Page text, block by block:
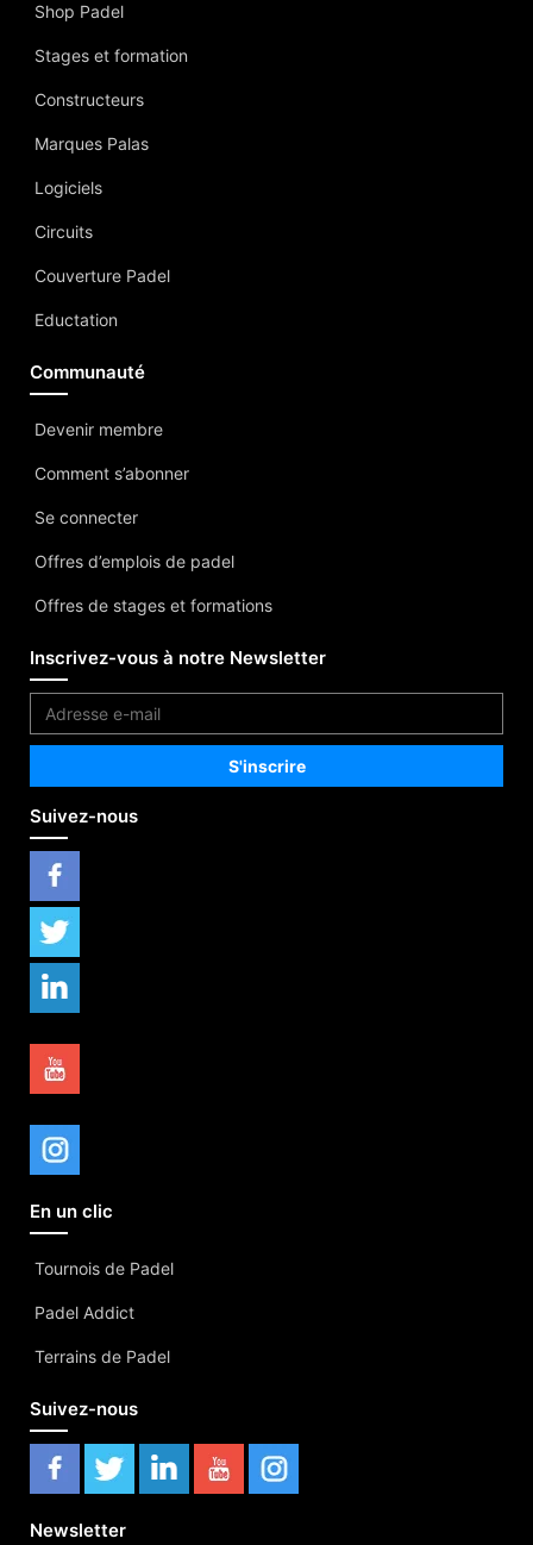
Shop Padel
Stages et formation
Constructeurs
Marques Palas
Logiciels
Circuits
Couverture Padel
Eductation
Communauté
Devenir membre
Comment s’abonner
Se connecter
Offres d’emplois de padel
Offres de stages et formations
Inscrivez-vous à notre Newsletter
Suivez-nous
En un clic
Tournois de Padel
Padel Addict
Terrains de Padel
Suivez-nous
Newsletter